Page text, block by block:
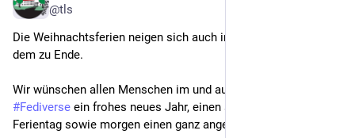
@tls
Die Weihnachtsferien neigen sich auch im "echten Norden"
dem zu Ende.
#Fediverse ein frohes neues Jahr, einen schönen letzten
Ferientag sowie morgen einen ganz angenehmen Schulstart.